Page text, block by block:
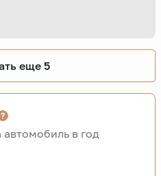
еще 5
в год